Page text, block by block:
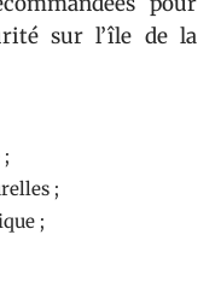
sur l’île de la
;
;